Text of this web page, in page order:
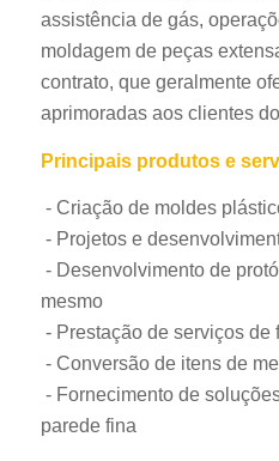
assistência de gás,
moldagem de peças
contrato, que geralmente
aprimoradas aos clientes
Principais produtos e
- Criação de moldes
- Projetos e
- Desenvolvimento de
mesmo
- Prestação de serviços de
- Conversão de itens de
- Fornecimento de
parede fina